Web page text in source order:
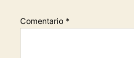
Comentario *